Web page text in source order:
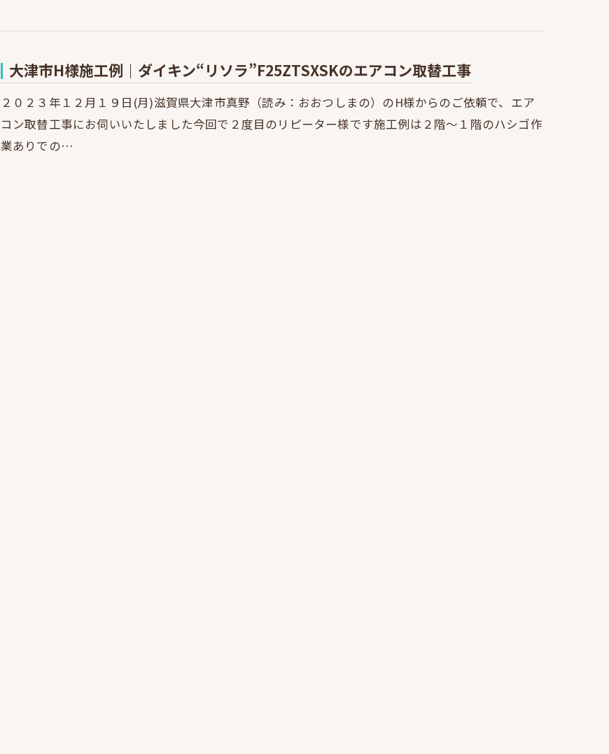
大津市H様施工例｜ダイキン“リソラ”F25ZTSXSKのエアコン取替工事
２０２３年１２月１９日(月)滋賀県大津市真野（読み：おおつしまの）のH様からのご依頼で、エア
コン取替工事にお伺いいたしました今回で２度目のリピーター様です施工例は２階～１階のハシゴ作
業ありでの…